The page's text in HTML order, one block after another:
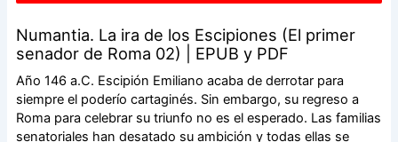
Numantia. La ira de los Escipiones (El primer
senador de Roma 02) | EPUB y PDF
Año 146 a.C. Escipión Emiliano acaba de derrotar para
siempre el poderío cartaginés. Sin embargo, su regreso a
Roma para celebrar su triunfo no es el esperado. Las familias
senatoriales han desatado su ambición y todas ellas se